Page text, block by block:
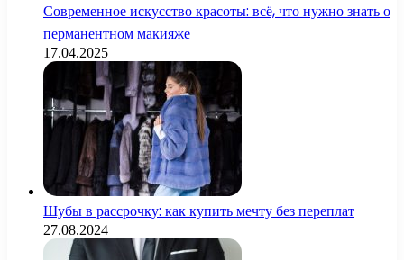
Современное искусство красоты: всё, что нужно знать о
перманентном макияже
17.04.2025
Шубы в рассрочку: как купить мечту без переплат
27.08.2024